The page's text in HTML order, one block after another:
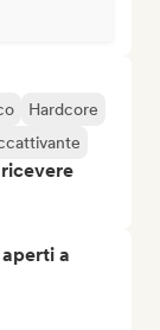
Hardcore
a